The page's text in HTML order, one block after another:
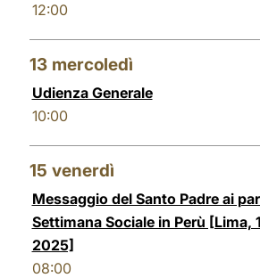
12:00
13 mercoledì
Udienza Generale
10:00
15 venerdì
Messaggio del Santo Padre ai
Settimana Sociale in Perù [Lima,
2025]
08:00